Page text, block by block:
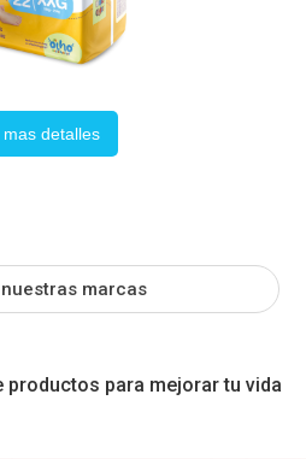
mas detalles
marcas
productos para mejorar tu vida